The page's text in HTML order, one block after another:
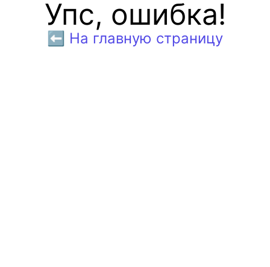
Упс, ошибка!
⬅️ На главную страницу